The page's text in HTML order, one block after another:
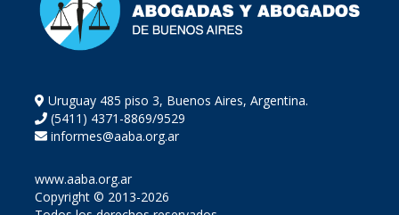
Uruguay 485 piso 3, Buenos Aires, Argentina.
(5411) 4371-8869/9529
informes@aaba.org.ar
www.aaba.org.ar
Copyright © 2013-2026